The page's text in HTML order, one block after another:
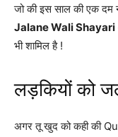
जो की इस साल की एक दम
Jalane Wali Shayari
भी शामिल है !
लड़कियों को
अगर तू खुद को कही की